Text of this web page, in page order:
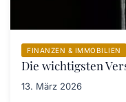
FINANZEN & IMMOBILIEN
Die wichtigsten
13. März 2026